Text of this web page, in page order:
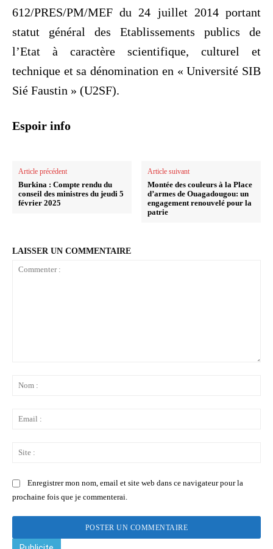
612/PRES/PM/MEF du 24 juillet 2014 portant
statut général des Etablissements publics de
l’Etat à caractère scientifique, culturel et
technique et sa dénomination en « Université SIB
Sié Faustin » (U2SF).
Espoir info
Article précédent
Burkina : Compte rendu du
conseil des ministres du jeudi 5
février 2025
Article suivant
Montée des couleurs à la Place
d’armes de Ouagadougou: un
engagement renouvelé pour la
patrie
LAISSER UN COMMENTAIRE
Enregistrer mon nom, email et site web dans ce navigateur pour la
prochaine fois que je commenterai.